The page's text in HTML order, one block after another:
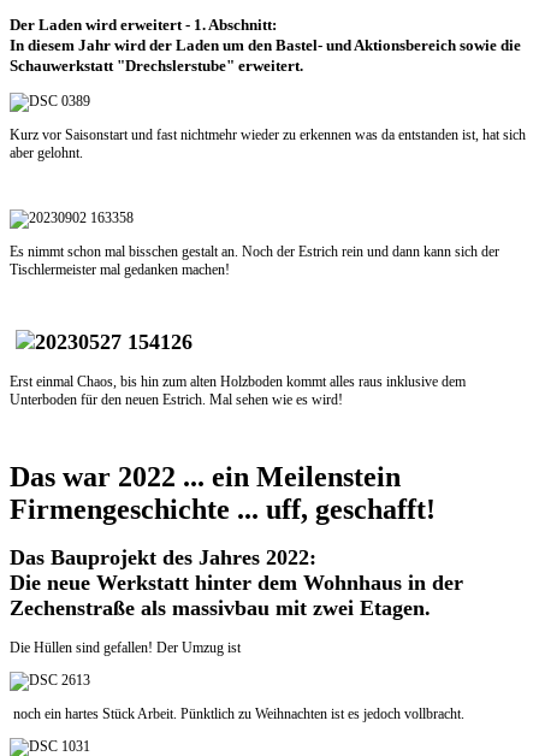
Der Laden wird erweitert - 1. Abschnitt:
In diesem Jahr wird der Laden um den Bastel- und Aktionsbereich sowie die
Schauwerkstatt "Drechslerstube" erweitert.
Kurz vor Saisonstart und fast nichtmehr wieder zu erkennen was da entstanden ist, hat sich
aber gelohnt.
Es nimmt schon mal bisschen gestalt an. Noch der Estrich rein und dann kann sich der
Tischlermeister mal gedanken machen!
Erst einmal Chaos, bis hin zum alten Holzboden kommt alles raus inklusive dem
Unterboden für den neuen Estrich. Mal sehen wie es wird!
Das war 2022 ... ein Meilenstein
Firmengeschichte ... uff, geschafft!
Das Bauprojekt des Jahres 2022:
Die neue Werkstatt hinter dem Wohnhaus in der
Zechenstraße als massivbau mit zwei Etagen.
Die Hüllen sind gefallen! Der Umzug ist
noch ein hartes Stück Arbeit. Pünktlich zu Weihnachten ist es jedoch vollbracht.